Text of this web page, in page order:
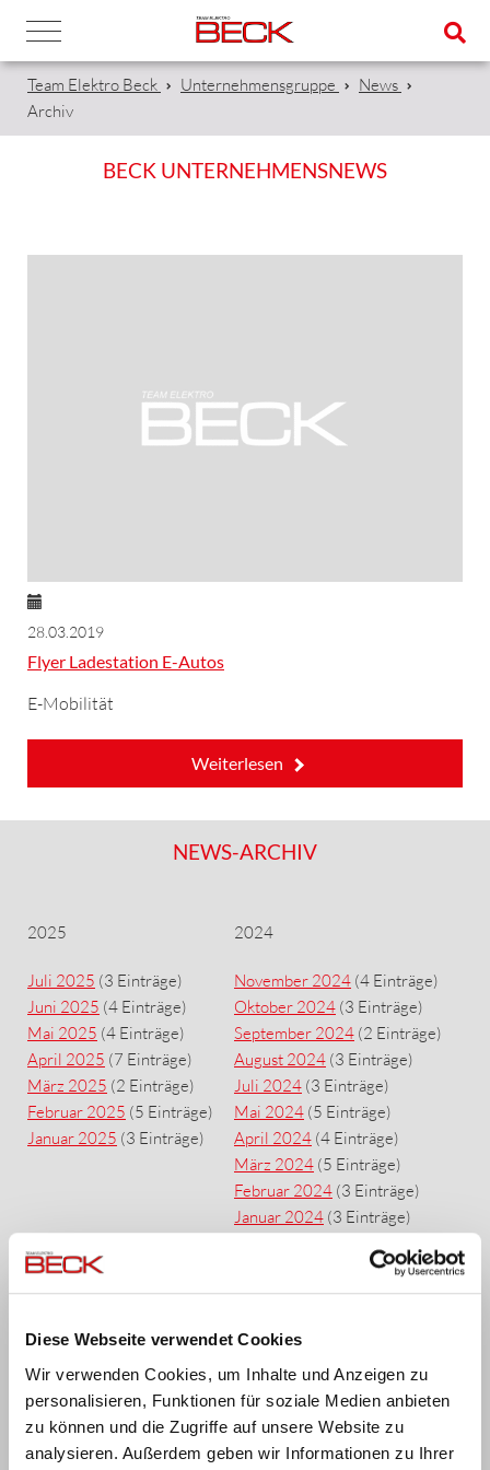
Diese Webseite verwendet Cookies
Wir verwenden Cookies, um Inhalte und Anzeigen zu
personalisieren, Funktionen für soziale Medien anbieten
zu können und die Zugriffe auf unsere Website zu
analysieren. Außerdem geben wir Informationen zu Ihrer
Team Elektro Beck Unternehmensgruppe
News
Archiv
BECK UNTERNEHMENSNEWS
28.03.2019
Flyer Ladestation E-Autos
E-Mobilität
Weiterlesen
NEWS-ARCHIV
2025
Juli 2025 (3 Einträge)
Juni 2025 (4 Einträge)
Mai 2025 (4 Einträge)
April 2025 (7 Einträge)
März 2025 (2 Einträge)
Februar 2025 (5 Einträge)
Januar 2025 (3 Einträge)
2024
November 2024 (4 Einträge)
Oktober 2024 (3 Einträge)
September 2024 (2 Einträge)
August 2024 (3 Einträge)
Juli 2024 (3 Einträge)
Mai 2024 (5 Einträge)
April 2024 (4 Einträge)
März 2024 (5 Einträge)
Februar 2024 (3 Einträge)
Januar 2024 (3 Einträge)
Dezember 2023(4 Einträge)
Oktober 2023(5 Einträge)
September 2023(1 Eintrag)
August 2023(4 Einträge)
Juli 2023(1 Eintrag)
Juni 2023(2 Einträge)
Dezember 2022(3 Einträge)
Oktober 2022
September 2022(6 Einträge)
August 2022(1 Eintrag)
Juli 2022(2 Einträge)
Juni 2022(5 Einträge)